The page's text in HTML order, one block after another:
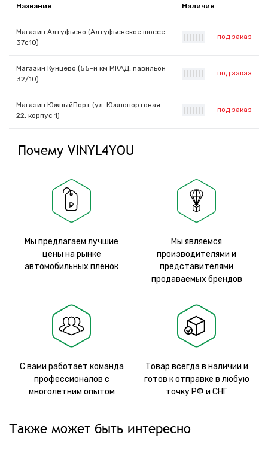
Название Наличие
Магазин Алтуфьево (Алтуфьевское шоссе
37с10)
под заказ
Магазин Кунцево (55-й км МКАД, павильон
32/10)
под заказ
Магазин ЮжныйПорт (ул. Южнопортовая
22, корпус 1)
под заказ
Почему VINYL4YOU
Мы предлагаем лучшие
цены на рынке
автомобильных пленок
Мы являемся
производителями и
представителями
продаваемых брендов
С вами работает команда
профессионалов с
многолетним опытом
Товар всегда в наличии и
готов к отправке в любую
точку РФ и СНГ
Также может быть интересно